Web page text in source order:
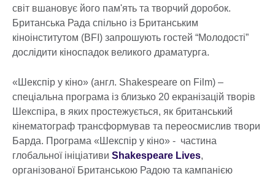
світ вшановує його пам'ять та творчий доробок.
Британська Рада спільно із Британським
кіноінститутом (BFI) запрошують гостей “Молодості”
дослідити кіноспадок великого драматурга.
«Шекспір у кіно» (англ. Shakespeare on Film) –
спеціальна програма із близько 20 екранізацій творів
Шекспіра, в яких простежується, як британський
кінематограф трансформував та переосмислив твори
Барда. Програма «Шекспір у кіно» - частина
глобальної ініціативи Shakespeare Lives,
організованої Британською Радою та кампанією